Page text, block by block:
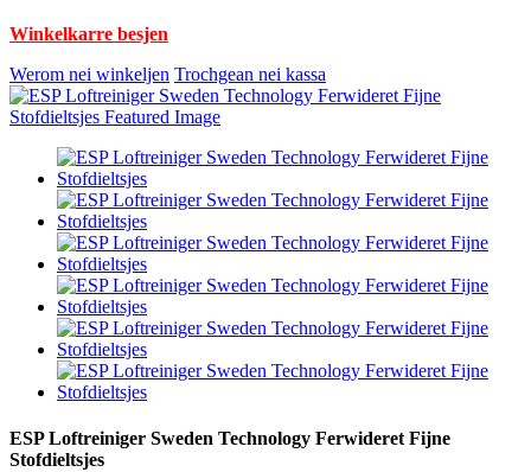
Winkelkarre besjen
Werom nei winkeljen Trochgean nei kassa
ESP Loftreiniger Sweden Technology Ferwideret Fijne
Stofdieltsjes